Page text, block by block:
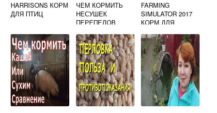
HARRISONS КОРМ
ДЛЯ ПТИЦ
ЧЕМ КОРМИТЬ
НЕСУШЕК
ПЕРЕПЕЛОВ
FARMING
SIMULATOR 2017
КОРМ ДЛЯ